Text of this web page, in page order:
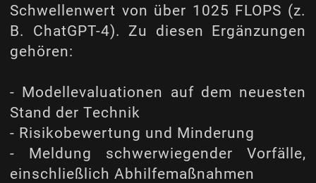
Schwellenwert von über 1025 FLOPS (z.
B. ChatGPT-4). Zu diesen Ergänzungen
gehören:
- Modellevaluationen auf dem neuesten
Stand der Technik
- Risikobewertung und Minderung
- Meldung schwerwiegender Vorfälle,
einschließlich Abhilfemaßnahmen